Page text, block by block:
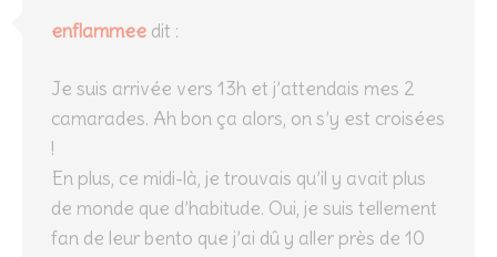
enflammee dit :
Je suis arrivée vers 13h et j’attendais mes 2
camarades. Ah bon ça alors, on s’y est croisées
!
En plus, ce midi-là, je trouvais qu’il y avait plus
de monde que d’habitude. Oui, je suis tellement
fan de leur bento que j’ai dû y aller près de 10